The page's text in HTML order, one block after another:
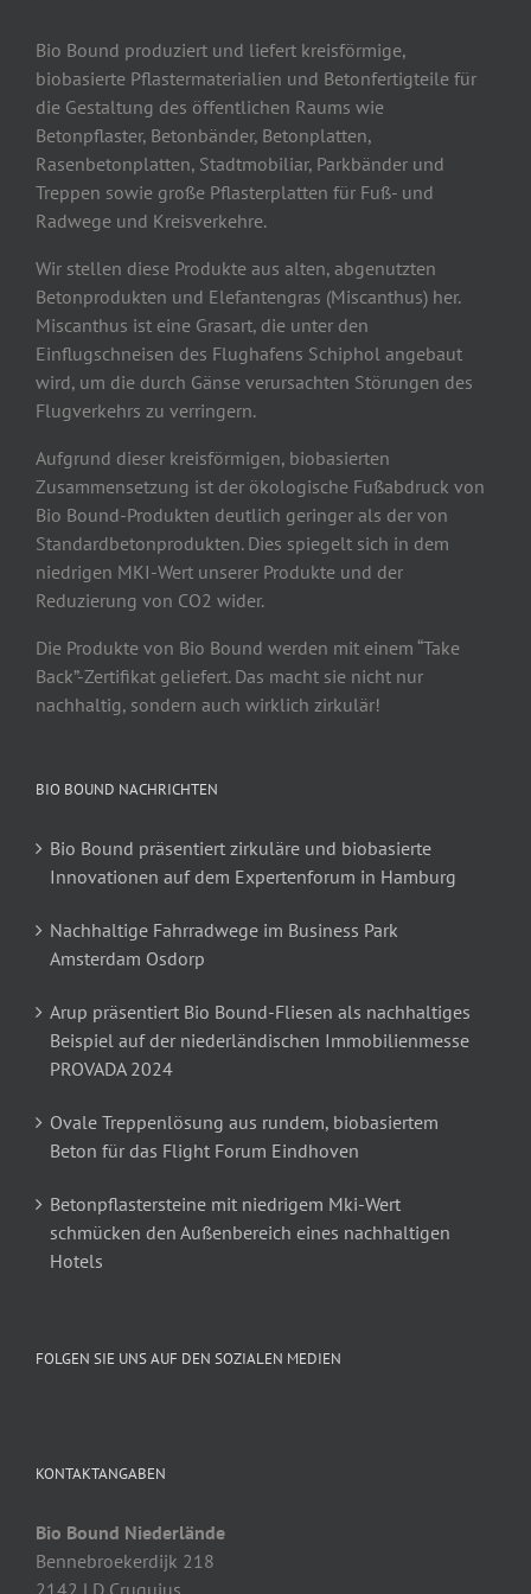
Bio Bound produziert und liefert kreisförmige,
biobasierte Pflastermaterialien und Betonfertigteile für
die Gestaltung des öffentlichen Raums wie
Betonpflaster, Betonbänder, Betonplatten,
Rasenbetonplatten, Stadtmobiliar, Parkbänder und
Treppen sowie große Pflasterplatten für Fuß- und
Radwege und Kreisverkehre.
Wir stellen diese Produkte aus alten, abgenutzten
Betonprodukten und Elefantengras (Miscanthus) her.
Miscanthus ist eine Grasart, die unter den
Einflugschneisen des Flughafens Schiphol angebaut
wird, um die durch Gänse verursachten Störungen des
Flugverkehrs zu verringern.
Aufgrund dieser kreisförmigen, biobasierten
Zusammensetzung ist der ökologische Fußabdruck von
Bio Bound-Produkten deutlich geringer als der von
Standardbetonprodukten. Dies spiegelt sich in dem
niedrigen MKI-Wert unserer Produkte und der
Reduzierung von CO2 wider.
Die Produkte von Bio Bound werden mit einem “Take
Back”-Zertifikat geliefert. Das macht sie nicht nur
nachhaltig, sondern auch wirklich zirkulär!
BIO BOUND NACHRICHTEN
Bio Bound präsentiert zirkuläre und biobasierte
Innovationen auf dem Expertenforum in Hamburg
Nachhaltige Fahrradwege im Business Park
Amsterdam Osdorp
Arup präsentiert Bio Bound-Fliesen als nachhaltiges
Beispiel auf der niederländischen Immobilienmesse
PROVADA 2024
Ovale Treppenlösung aus rundem, biobasiertem
Beton für das Flight Forum Eindhoven
Betonpflastersteine mit niedrigem Mki-Wert
schmücken den Außenbereich eines nachhaltigen
Hotels
FOLGEN SIE UNS AUF DEN SOZIALEN MEDIEN
KONTAKTANGABEN
Bio Bound Niederlände
Bennebroekerdijk 218
2142 LD Cruquius